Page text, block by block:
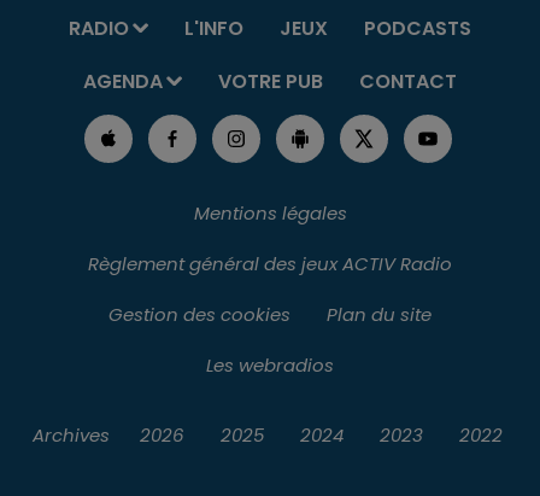
RADIO L'INFO JEUX
PODCASTS
AGENDA
VOTRE PUB CONTACT
Mentions légales
Règlement général des jeux ACTIV Radio
Gestion des cookies
Plan du site
Les webradios
Archives 2026 2025 2024 2023 2022